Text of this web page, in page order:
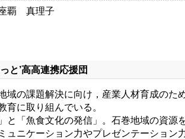
覇 真理子
と’高高連携応援団
の課題解決に向け，産業人材育成のた
育に取り組んでいる。
「魚食文化の発信」。石巻地域の資源
ュニケーション力やプレゼンテーショ